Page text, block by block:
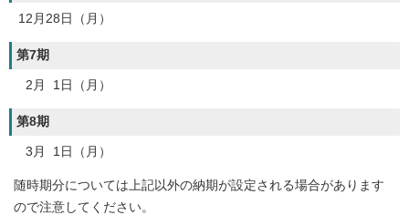
12月28日（月）
第7期
2月 1日（月）
第8期
3月 1日（月）
随時期分については上記以外の納期が設定される場合があります
ので注意してください。